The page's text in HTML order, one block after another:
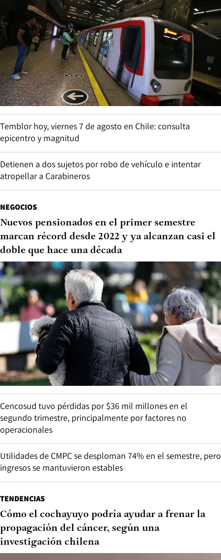
Temblor hoy, viernes 7 de agosto en Chile: consulta
epicentro y magnitud
Detienen a dos sujetos por robo de vehículo e intentar
atropellar a Carabineros
NEGOCIOS
Nuevos pensionados en el primer semestre
marcan récord desde 2022 y ya alcanzan casi el
doble que hace una década
Cencosud tuvo pérdidas por $36 mil millones en el
segundo trimestre, principalmente por factores no
operacionales
Utilidades de CMPC se desploman 74% en el semestre, pero
ingresos se mantuvieron estables
TENDENCIAS
Cómo el cochayuyo podría ayudar a frenar la
propagación del cáncer, según una
investigación chilena